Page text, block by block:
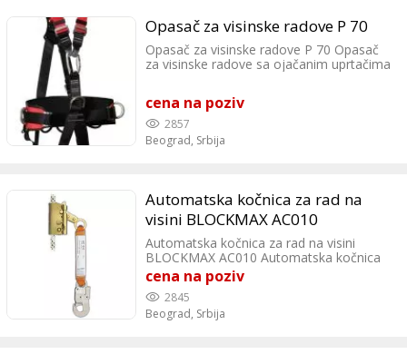
Opasač za visinske radove P 70
Opasač za visinske radove P 70 Opasač
za visinske radove sa ojačanim uprtačima
predviđen za radove gde je potreban veći
oslonac na nogama. Poseduje kačenje u
3 tačke: na leđima, na stomaku i sa
strane. EN 361, EN 358, EN 813 Sterus
doo Lazarevački drum 11, Beograd Tel:
cena na poziv
2857
Beograd, Srbija
Automatska kočnica za rad na
visini BLOCKMAX AC010
Automatska kočnica za rad na visini
BLOCKMAX AC010 Automatska kočnica
za rad na visini sa šok apsorberom i
kljunastim karabinom AZ002S - komplet,
predviđena za rad sa užetom ø14 mm.
EN 352-2 Sterus doo Lazarevački drum
cena na poziv
2845
Beograd, Srbija